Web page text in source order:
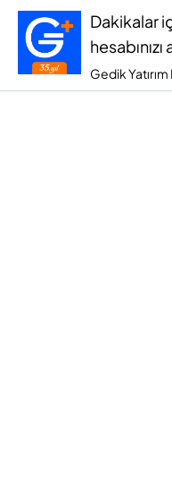
Dakikalar
hesabınızı
Gedik